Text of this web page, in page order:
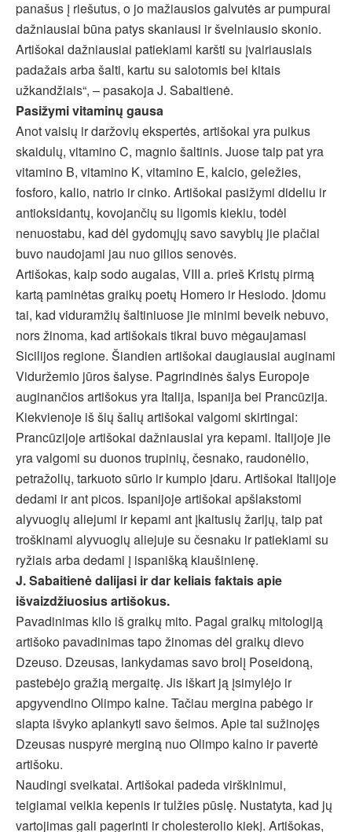
panašus į riešutus, o jo mažiausios galvutės ar pumpurai
dažniausiai būna patys skaniausi ir švelniausio skonio.
Artišokai dažniausiai patiekiami karšti su įvairiausiais
padažais arba šalti, kartu su salotomis bei kitais
užkandžiais“, – pasakoja J. Sabaitienė.
Pasižymi vitaminų gausa
Anot vaisių ir daržovių ekspertės, artišokai yra puikus
skaidulų, vitamino C, magnio šaltinis. Juose taip pat yra
vitamino B, vitamino K, vitamino E, kalcio, geležies,
fosforo, kalio, natrio ir cinko. Artišokai pasižymi dideliu ir
antioksidantų, kovojančių su ligomis kiekiu, todėl
nenuostabu, kad dėl gydomųjų savo savybių jie plačiai
buvo naudojami jau nuo gilios senovės.
Artišokas, kaip sodo augalas, VIII a. prieš Kristų pirmą
kartą paminėtas graikų poetų Homero ir Hesiodo. Įdomu
tai, kad viduramžių šaltiniuose jie minimi beveik nebuvo,
nors žinoma, kad artišokais tikrai buvo mėgaujamasi
Sicilijos regione. Šiandien artišokai daugiausiai auginami
Viduržemio jūros šalyse. Pagrindinės šalys Europoje
auginančios artišokus yra Italija, Ispanija bei Prancūzija.
Kiekvienoje iš šių šalių artišokai valgomi skirtingai:
Prancūzijoje artišokai dažniausiai yra kepami. Italijoje jie
yra valgomi su duonos trupinių, česnako, raudonėlio,
petražolių, tarkuoto sūrio ir kumpio įdaru. Artišokai Italijoje
dedami ir ant picos. Ispanijoje artišokai apšlakstomi
alyvuogių aliejumi ir kepami ant įkaitusių žarijų, taip pat
troškinami alyvuogių aliejuje su česnaku ir patiekiami su
ryžiais arba dedami į ispanišką kiaušinienę.
J. Sabaitienė dalijasi ir dar keliais faktais apie
išvaizdžiuosius artišokus.
Pavadinimas kilo iš graikų mito. Pagal graikų mitologiją
artišoko pavadinimas tapo žinomas dėl graikų dievo
Dzeuso. Dzeusas, lankydamas savo brolį Poseidoną,
pastebėjo gražią mergaitę. Jis iškart ją įsimylėjo ir
apgyvendino Olimpo kalne. Tačiau mergina pabėgo ir
slapta išvyko aplankyti savo šeimos. Apie tai sužinojęs
Dzeusas nuspyrė merginą nuo Olimpo kalno ir pavertė
artišoku.
Naudingi sveikatai. Artišokai padeda virškinimui,
teigiamai veikia kepenis ir tulžies pūslę. Nustatyta, kad jų
vartojimas gali pagerinti ir cholesterolio kiekį. Artišokas,